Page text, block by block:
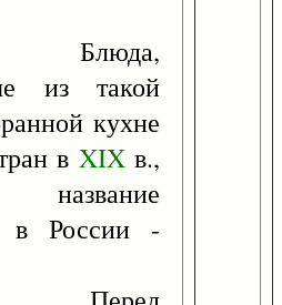
из такой
кухне
в XIXв.,
в России -